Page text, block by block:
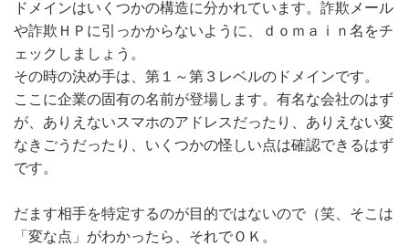
ドメインはいくつかの構造に分かれています。詐欺メール
や詐欺ＨＰに引っかからないように、ｄｏｍａｉｎ名をチ
ェックしましょう。
その時の決め手は、第１～第３レベルのドメインです。
ここに企業の固有の名前が登場します。有名な会社のはず
が、ありえないスマホのアドレスだったり、ありえない変
なきごうだったり、いくつかの怪しい点は確認できるはず
です。
だます相手を特定するのが目的ではないので（笑、そこは
「変な点」がわかったら、それでＯＫ。